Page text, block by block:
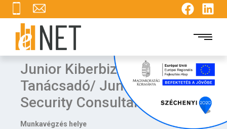
Junior Kiberbiztonsági
Tanácsadó/ Junior Cyber
Security Consultant
Munkavégzés helye